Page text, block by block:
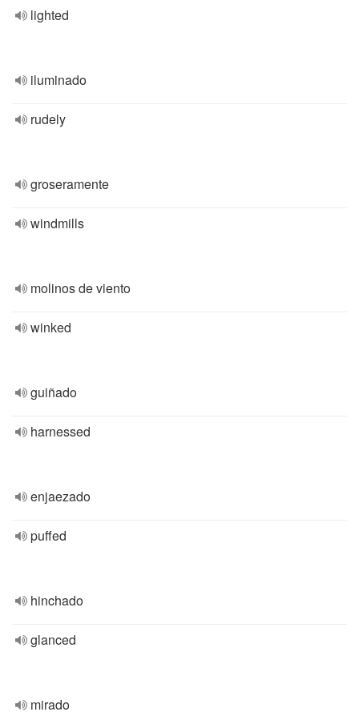
lighted
iluminado
rudely
groseramente
windmills
molinos de viento
winked
guiñado
harnessed
enjaezado
puffed
hinchado
glanced
mirado